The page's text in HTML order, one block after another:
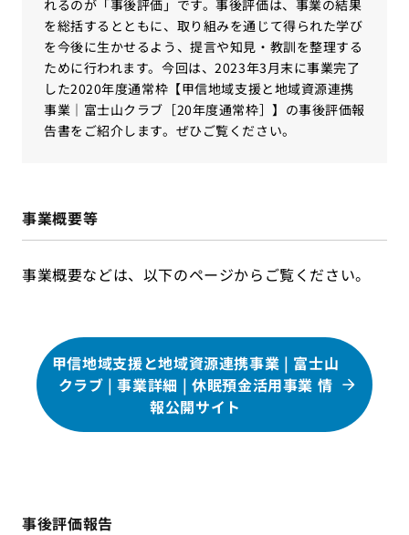
れるのが「事後評価」です。事後評価は、事業の結果
を総括するとともに、取り組みを通じて得られた学び
を今後に生かせるよう、提言や知見・教訓を整理する
ために行われます。今回は、2023年3月末に事業完了
した2020年度通常枠【甲信地域支援と地域資源連携
事業｜富士山クラブ［20年度通常枠］】の事後評価報
告書をご紹介します。ぜひご覧ください。
事業概要等
事業概要などは、以下のページからご覧ください。
甲信地域支援と地域資源連携事業 | 富士山
クラブ | 事業詳細 | 休眠預金活用事業 情
報公開サイト
事後評価報告